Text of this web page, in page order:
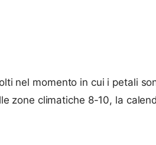
nel momento in cui i petali
zone climatiche 8-10, la